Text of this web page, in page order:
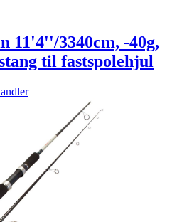
11'4''/3340cm, -40g,
til fastspolehjul